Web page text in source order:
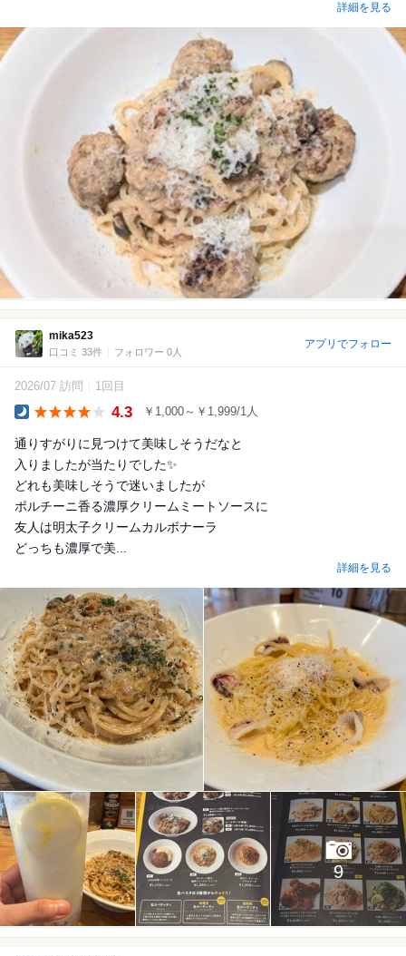
詳細を見る
mika523
口コミ 33件 フォロワー 0人
アプリでフォロー
2026/07 訪問 1回目
4.3 ￥1,000～￥1,999/1人
通りすがりに見つけて美味しそうだなと
入りましたが当たりでした✨
どれも美味しそうで迷いましたが
ポルチーニ香る濃厚クリームミートソースに
友人は明太子クリームカルボナーラ
どっちも濃厚で美...
詳細を見る
9